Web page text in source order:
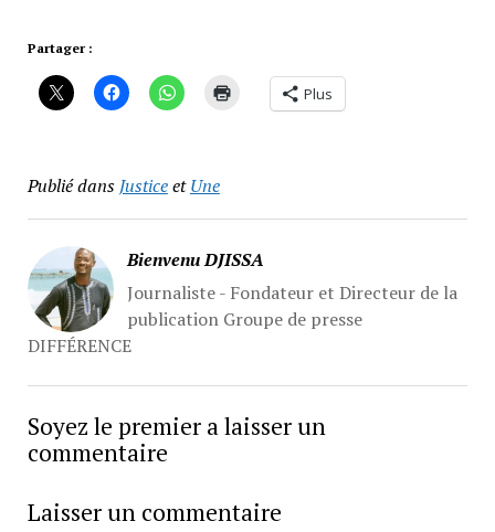
Partager :
Plus
Publié dans JusticeetUne
Bienvenu DJISSA
Journaliste - Fondateur et Directeur de la
publication Groupe de presse
DIFFÉRENCE
Soyez le premier a laisser un
commentaire
Laisser un commentaire